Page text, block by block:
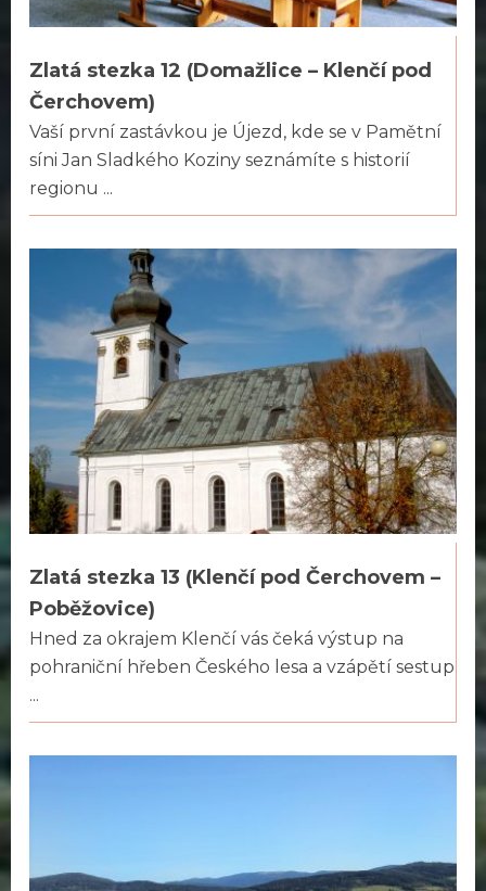
Zlatá stezka 12 (Domažlice – Klenčí pod
Čerchovem)
Vaší první zastávkou je Újezd, kde se v Pamětní
síni Jan Sladkého Koziny seznámíte s historií
regionu ...
Zlatá stezka 13 (Klenčí pod Čerchovem –
Poběžovice)
Hned za okrajem Klenčí vás čeká výstup na
pohraniční hřeben Českého lesa a vzápětí sestup
...